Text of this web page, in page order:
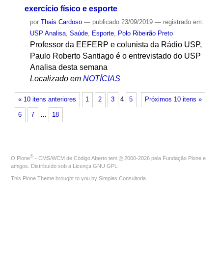
exercício físico e esporte
por Thais Cardoso — publicado23/09/2019 — registrado em:
USP Analisa, Saúde, Esporte, Polo Ribeirão Preto
Professor da EEFERP e colunista da Rádio USP,
Paulo Roberto Santiago é o entrevistado do USP
Analisa desta semana
Localizado em NOTÍCIAS
« 10 itens anteriores Próximos 10 itens »
1 2 3 4 5
6 7 … 18
O Plone® - CMS/WCM de Código Aberto tem © 2000-2026 pela Fundação Plone e
amigos. Distribuído sob a Licença GNU GPL
This Plone Theme brought to you by Simples Consultoria